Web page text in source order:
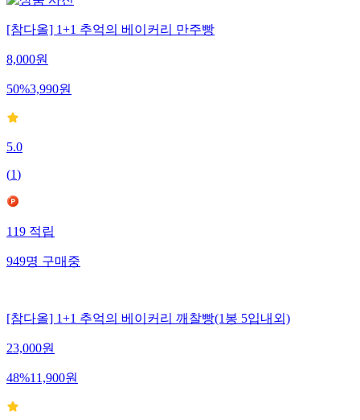
[참다올] 1+1 추억의 베이커리 만주빵
8,000원
50%3,990원
5.0
(1)
119적립
949명구매중
[참다올] 1+1 추억의 베이커리 깨찰빵(1봉 5입내외)
23,000원
48%11,900원